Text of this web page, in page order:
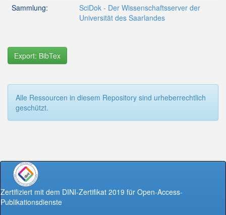
Sammlung:
SciDok - Der Wissenschaftsserver der
Universität des Saarlandes
Export: BibTex
Alle Ressourcen in diesem Repository sind urheberrechtlich
geschützt.
Zertifiziert mit dem DINI-Zertifikat 2019 für Open-Access-
Publikationsdienste